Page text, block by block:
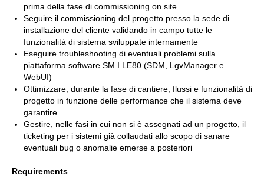
prima della fase di commissioning on site
Seguire il commissioning del progetto presso la sede di
installazione del cliente validando in campo tutte le
funzionalità di sistema sviluppate internamente
Eseguire troubleshooting di eventuali problemi sulla
piattaforma software SM.I.LE80 (SDM, LgvManager e
WebUI)
Ottimizzare, durante la fase di cantiere, flussi e funzionalità di
progetto in funzione delle performance che il sistema deve
garantire
Gestire, nelle fasi in cui non si è assegnati ad un progetto, il
ticketing per i sistemi già collaudati allo scopo di sanare
eventuali bug o anomalie emerse a posteriori
Requirements